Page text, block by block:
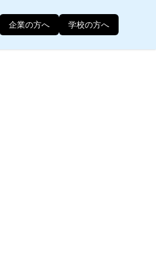
企業の方へ 学校の方へ